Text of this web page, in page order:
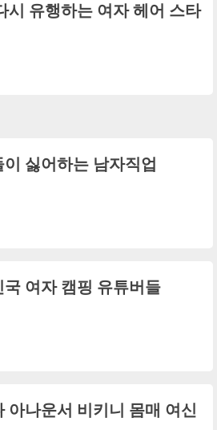
시 유행하는 여자 헤어 스타
이 싫어하는 남자직업
국 여자 캠핑 유튜버들
아나운서 비키니 몸매 여신